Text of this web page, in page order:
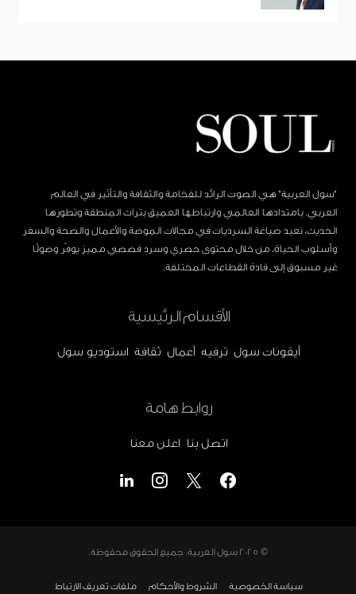
"سول العربية" هي الصوت الرائد للفخامة والثقافة والتأثير في العالم
العربي. بامتدادها العالمي وارتباطها العميق بتراث المنطقة وتطورها
الحديث، نعيد صياغة السرديات في مجالات الموضة والأعمال والصحة والسفر
وأسلوب الحياة، من خلال محتوى حصري وسرد قصصي مميز يوفّر وصولًا
غير مسبوق إلى قادة القطاعات المختلفة.
الأقسام الرئيسية
أيقونات سول ترفيه أعمال ثقافة استوديو سول
روابط هامة
اتصل بنا اعلن معنا
© 2025 سول العربية. جميع الحقوق محفوظة.
سياسة الخصوصية الشروط والأحكام ملفات تعريف الارتباط